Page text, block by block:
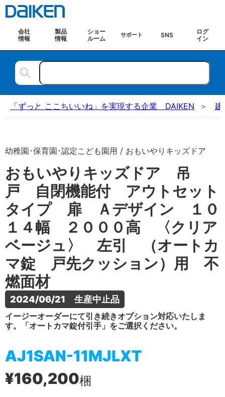
会社
情報
製品
情報
ショー
ルーム
サポート SNS
ログ
イン
「ずっと ここちいいね」を実現する企業 DAIKEN 建
幼稚園･保育園･認定こども園用 / おもいやりキッズドア
おもいやりキッズドア 吊
戸 自閉機能付 アウトセット
タイプ 扉 Ａデザイン １０
１４幅 ２０００高 〈クリア
ベージュ〉 左引 （オートカ
マ錠 戸先クッション）用 不
燃面材
2024/06/21　生産中止品
イージーオーダーにて引き続きオプション対応いたしま
す。「オートカマ錠付引手」をご選択ください。
AJ1SAN-11MJLXT
¥160,200梱